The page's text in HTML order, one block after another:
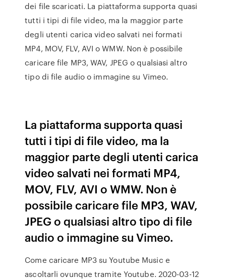
dei file scaricati. La piattaforma supporta quasi
tutti i tipi di file video, ma la maggior parte
degli utenti carica video salvati nei formati
MP4, MOV, FLV, AVI o WMW. Non è possibile
caricare file MP3, WAV, JPEG o qualsiasi altro
tipo di file audio o immagine su Vimeo.
La piattaforma supporta quasi
tutti i tipi di file video, ma la
maggior parte degli utenti carica
video salvati nei formati MP4,
MOV, FLV, AVI o WMW. Non è
possibile caricare file MP3, WAV,
JPEG o qualsiasi altro tipo di file
audio o immagine su Vimeo.
Come caricare MP3 su Youtube Music e
ascoltarli ovunque tramite Youtube. 2020-03-12